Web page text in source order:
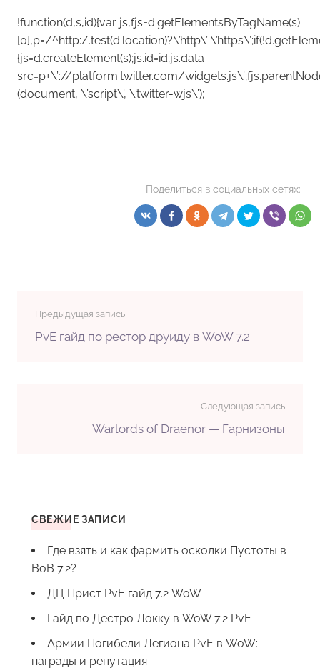
!function(d,s,id){var js,fjs=d.getElementsByTagName(s)
[0],p=/^http:/
{js=d.createElement(s);js.id=id;js.data-
src=p+\’://platform.twitter.com/
(document, \’script\’, \’twitter-wjs\’);
Поделиться в социальных сетях:
Предыдущая запись
PvE гайд по рестор друиду в WoW 7.2
Следующая запись
Warlords of Draenor — Гарнизоны
СВЕЖИЕ ЗАПИСИ
Где взять и как фармить осколки Пустоты в
ВоВ 7.2?
ДЦ Прист PvE гайд 7.2 WoW
Гайд по Дестро Локку в WoW 7.2 PvE
Армии Погибели Легиона PvE в WoW:
награды и репутация